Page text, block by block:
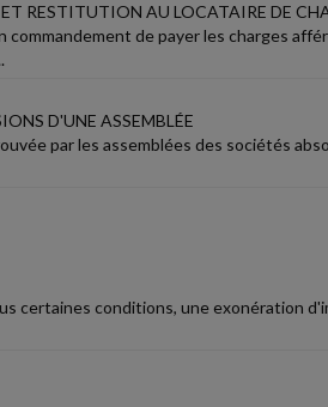
RESTITUTION AU LOCATAIRE DE
commandement de payer les charges
D'UNE ASSEMBLÉE
par les assemblées des sociétés
certaines conditions, une exonération